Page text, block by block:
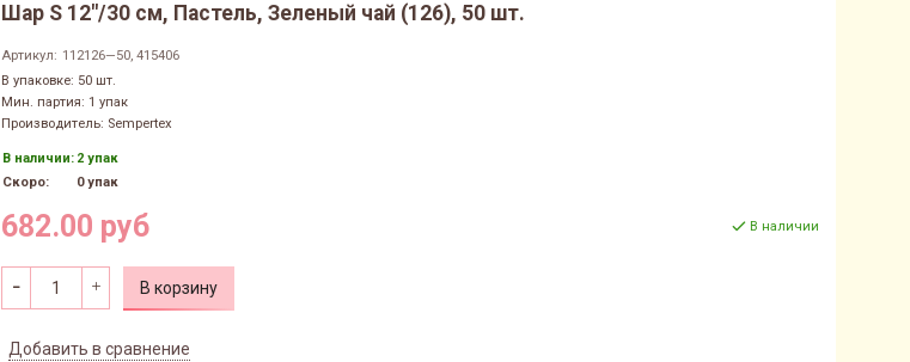
Шар S 12"/30 см, Пастель, Зеленый чай (126), 50 шт.
Артикул: 112126—50, 415406
В упаковке: 50 шт.
Мин. партия: 1 упак
Производитель: Sempertex
В наличии: 2 упак
Скоро:
0 упак
682.00 руб В наличии
В корзину
Добавить в сравнение